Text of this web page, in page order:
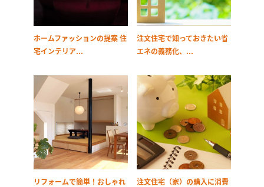
ホームファッションの提案 住
宅インテリア...
注文住宅で知っておきたい省
エネの義務化、...
リフォームで簡単！おしゃれ
注文住宅（家）の購入に消費